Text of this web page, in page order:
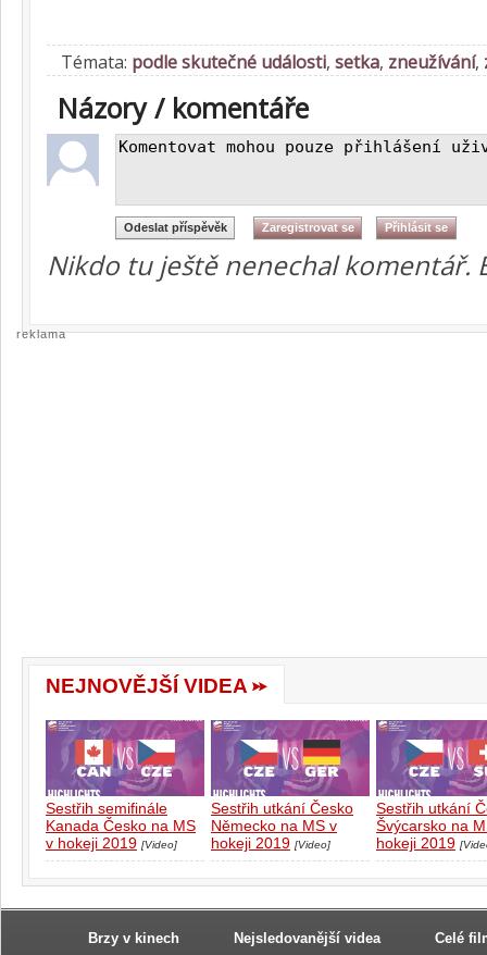
Témata: podle skutečné události, setka, zneužívání,
Názory / komentáře
Nikdo tu ještě nenechal komentář.
reklama
NEJNOVĚJŠÍ VIDEA
Sestřih semifinále
Kanada Česko na MS
v hokeji 2019 [Video]
Sestřih utkání Česko
Německo na MS v
hokeji 2019 [Video]
Sestřih utkání
Švýcarsko na
hokeji 2019
Brzy v kinech Nejsledovanější videa Celé